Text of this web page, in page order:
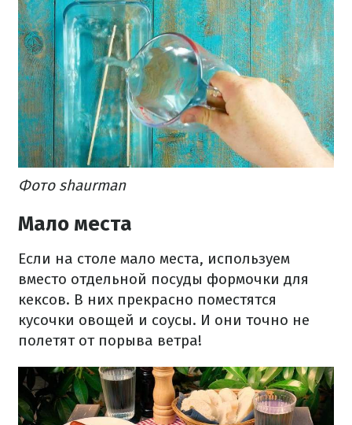
Фото shaurman
Мало места
Если на столе мало места, используем
вместо отдельной посуды формочки для
кексов. В них прекрасно поместятся
кусочки овощей и соусы. И они точно не
полетят от порыва ветра!